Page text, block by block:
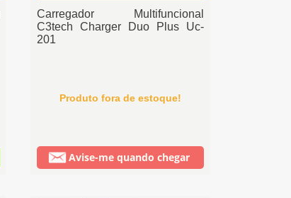
Carregador Multifuncional
C3tech Charger Duo Plus Uc-
201
Produto fora de estoque!
Avise-me quando chegar